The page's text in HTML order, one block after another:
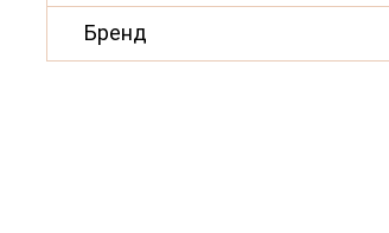
Бренд
17,245